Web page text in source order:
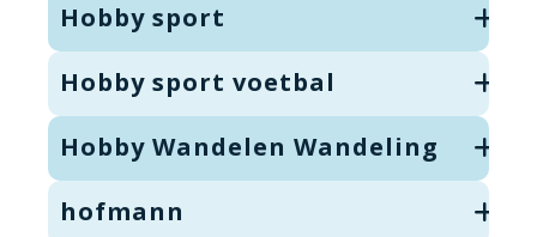
Hobby sport
Hobby sport voetbal
Hobby Wandelen Wandeling
hofmann